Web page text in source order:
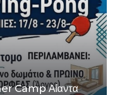
Camp Αίαντα